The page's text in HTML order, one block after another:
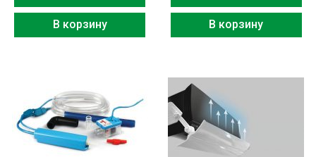
В корзину В корзину